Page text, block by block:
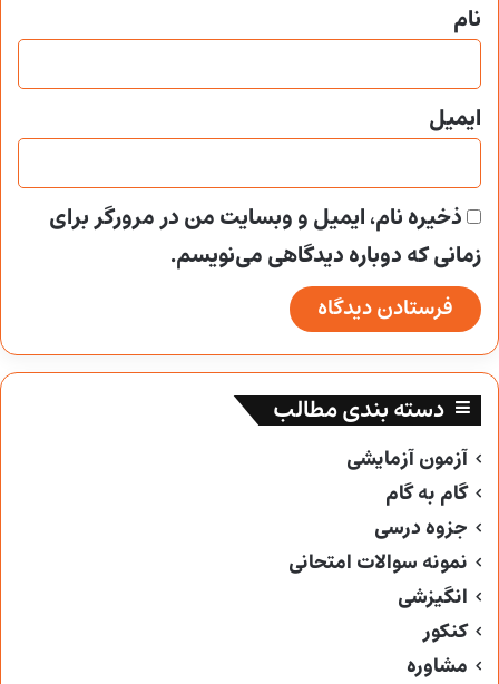
نام
ایمیل
ذخیره نام، ایمیل و وبسایت من در مرورگر برای
زمانی که دوباره دیدگاهی می‌نویسم.
دسته بندی مطالب
آزمون آزمایشی
گام به گام
جزوه درسی
نمونه سوالات امتحانی
انگیزشی
کنکور
مشاوره